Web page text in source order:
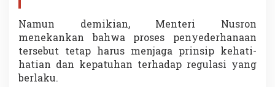
Namun demikian, Menteri Nusron
menekankan bahwa proses penyederhanaan
tersebut tetap harus menjaga prinsip kehati-
hatian dan kepatuhan terhadap regulasi yang
berlaku.